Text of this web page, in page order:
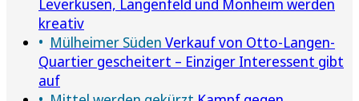
Leverkusen, Langenfeld und Monheim werden
kreativ
Mülheimer Süden Verkauf von Otto-Langen-
Quartier gescheitert – Einziger Interessent gibt
auf